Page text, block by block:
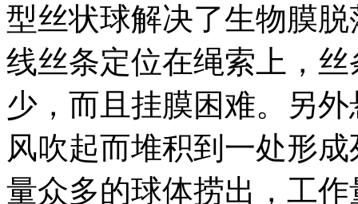
型丝状球解决了生物膜
线丝条定位在绳索上，
少，而且挂膜困难。另
风吹起而堆积到一处形
量众多的球体捞出，工